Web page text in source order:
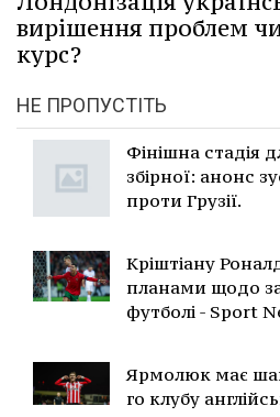
вирішення проблем
курс?
НЕ ПРОПУСТІТЬ
Фінішна стадія
збірної: анонс
проти Грузії.
Кріштіану
планами щодо
футболі - Sport
Ярмолюк має
го клубу